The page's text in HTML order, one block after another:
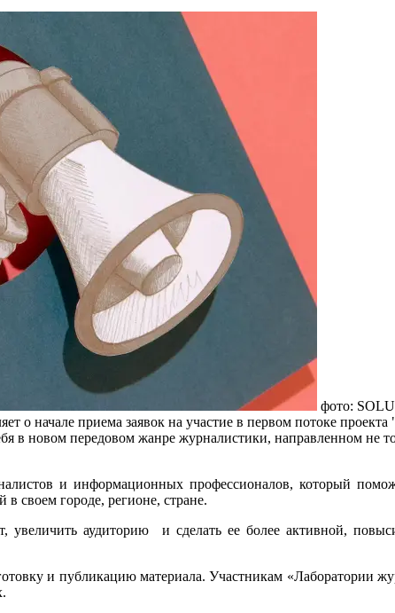
фото:
о начале приема заявок на участие в первом потоке
в новом передовом жанре журналистики, направленном не
и информационных профессионалов, который
своем городе, регионе, стране.
аудиторию и сделать ее более активной,
и публикацию материала. Участникам «Лаборатории